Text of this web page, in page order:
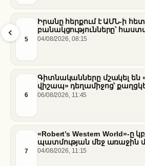
5
Իրանը հերքում է ԱՄՆ-ի հետ
բանակցությունները՝
միջնորդությամբ
04/08/2026, 08:15
6
Գիտնականները մշակել են
վիշապ» դեղամիջոց՝
սովամահ անելու համար
06/08/2026, 11:45
7
«Robert’s Western World»-ը
պատմության մեջ առաջին
«Nissan Stadium»
04/08/2026, 11:15